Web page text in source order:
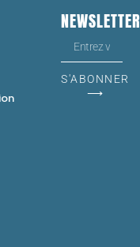
S'ABONNER
⟶